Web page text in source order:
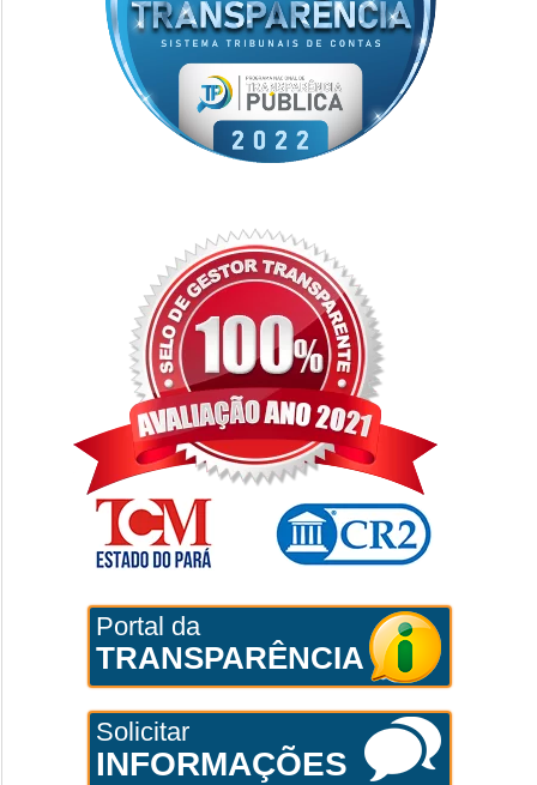
Portal da
TRANSPARÊNCIA
Solicitar
INFORMAÇÕES